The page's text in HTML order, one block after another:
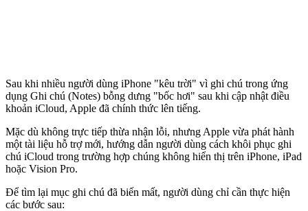
Sau khi nhiều người dùng iPhone "kêu trời" vì ghi chú trong ứng
dụng Ghi chú (Notes) bỗng dưng "bốc hơi" sau khi cập nhật điều
khoản iCloud, Apple đã chính thức lên tiếng.
Mặc dù không trực tiếp thừa nhận lỗi, nhưng Apple vừa phát hành
một tài liệu hỗ trợ mới, hướng dẫn người dùng cách khôi phục ghi
chú iCloud trong trường hợp chúng không hiển thị trên iPhone, iPad
hoặc Vision Pro.
Để tìm lại mục ghi chú đã biến mất, người dùng chỉ cần thực hiện
các bước sau: